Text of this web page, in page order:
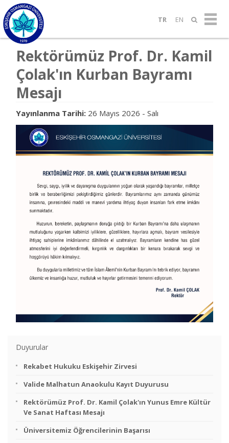
TR EN
Rektörümüz Prof. Dr. Kamil
Çolak'ın Kurban Bayramı
Mesajı
Yayınlanma Tarihi: 26 Mayıs 2026 - Salı
Duyurular
Rekabet Hukuku Eskişehir Zirvesi
Valide Malhatun Anaokulu Kayıt Duyurusu
Rektörümüz Prof. Dr. Kamil Çolak'ın Yunus Emre Kültür
Ve Sanat Haftası Mesajı
Üniversitemiz Öğrencilerinin Başarısı